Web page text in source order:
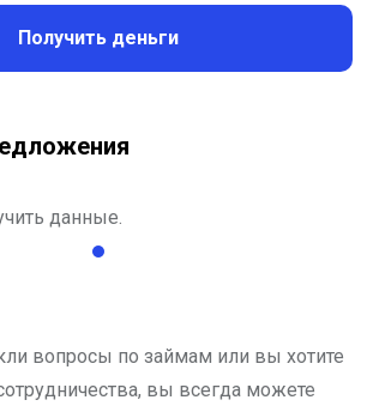
Получить деньги
данные.
вопросы по займам или вы хотите
вы всегда можете